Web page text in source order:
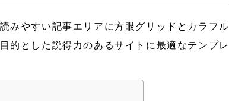
みやすい記事エリアに方眼グリッドとカラフル
的とした説得力のあるサイトに最適なテンプレ